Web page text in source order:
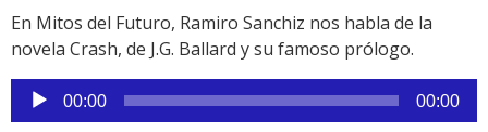
Link
En Mitos del Futuro, Ramiro Sanchiz nos habla de la
novela Crash, de J.G. Ballard y su famoso prólogo.
Reproductor
de
00:00 00:00